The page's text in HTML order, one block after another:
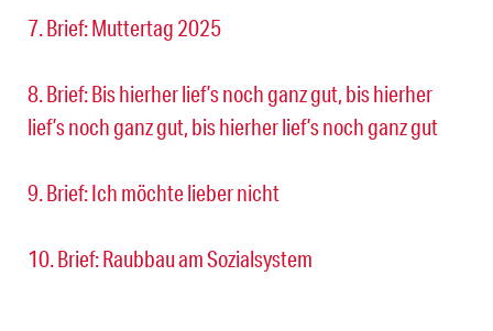
7. Brief: Muttertag 2025
8. Brief: Bis hierher lief’s noch ganz gut, bis hierher
lief’s noch ganz gut, bis hierher lief’s noch ganz gut
9. Brief: Ich möchte lieber nicht
10. Brief: Raubbau am Sozialsystem